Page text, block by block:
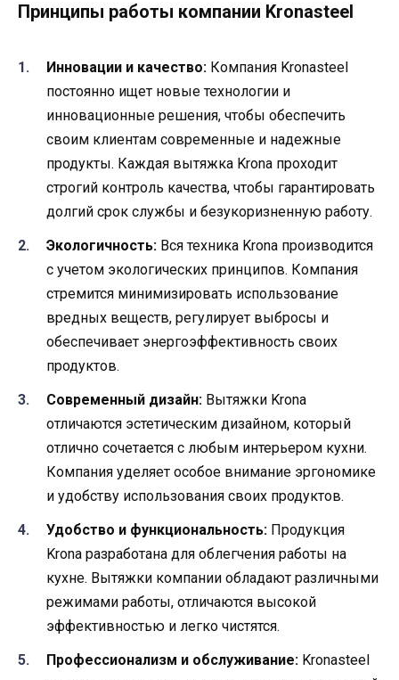
Принципы работы компании Kronasteel
Инновации и качество: Компания Kronasteel
постоянно ищет новые технологии и
инновационные решения, чтобы обеспечить
своим клиентам современные и надежные
продукты. Каждая вытяжка Krona проходит
строгий контроль качества, чтобы гарантировать
долгий срок службы и безукоризненную работу.
Экологичность: Вся техника Krona производится
с учетом экологических принципов. Компания
стремится минимизировать использование
вредных веществ, регулирует выбросы и
обеспечивает энергоэффективность своих
продуктов.
Современный дизайн: Вытяжки Krona
отличаются эстетическим дизайном, который
отлично сочетается с любым интерьером кухни.
Компания уделяет особое внимание эргономике
и удобству использования своих продуктов.
Удобство и функциональность: Продукция
Krona разработана для облегчения работы на
кухне. Вытяжки компании обладают различными
режимами работы, отличаются высокой
эффективностью и легко чистятся.
Профессионализм и обслуживание: Kronasteel